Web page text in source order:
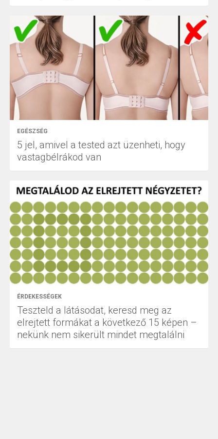
EGÉSZSÉG
5 jel, amivel a tested azt üzenheti, hogy
vastagbélrákod van
ÉRDEKESSÉGEK
Teszteld a látásodat, keresd meg az
elrejtett formákat a következő 15 képen –
nekünk nem sikerült mindet megtalálni